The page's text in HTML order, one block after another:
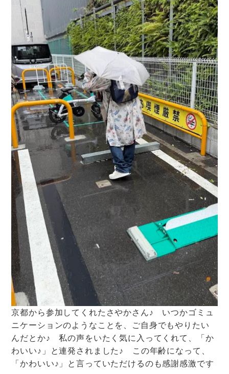
京都から参加してくれたさやかさん♪ いつかゴミュ
ニケーションのようなことを、ご自身でもやりたい
んだとか♪ 私の声をいたく気に入ってくれて、「か
わいい♪」と連発されました♪ この年齢になって、
「かわいい♪」と言っていただけるのも感謝感激です